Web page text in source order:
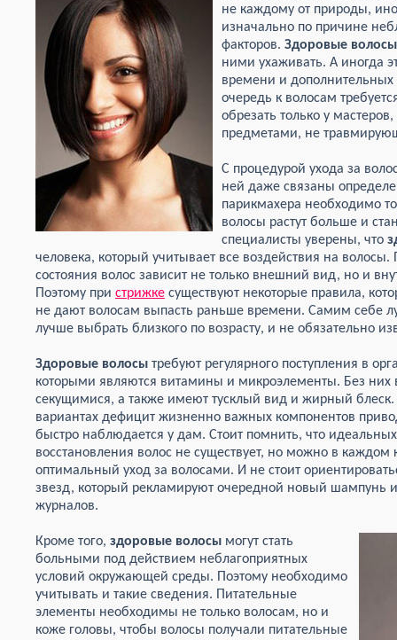
не каждому от природы,
изначально по причине
факторов. Здоровые волосы
ними ухаживать. А иногда
времени и
очередь к волосам
обрезать только у
предметами, не
С процедурой ухода за
ней даже связаны
парикмахера необходимо
волосы растут больше и
специалисты уверены, что
человека, который учитывает все воздействия на
состояния волос зависит не только внешний вид, но и
Поэтому при стрижке существуют некоторые правила,
не дают волосам выпасть раньше времени. Самим себе
лучше выбрать близкого по возрасту, и не обязательно
Здоровые волосы требуют регулярного поступления в
которыми являются витамины и микроэлементы. Без них
секущимися, а также имеют тусклый вид и жирный
вариантах дефицит жизненно важных компонентов
быстро наблюдается у дам. Стоит помнить, что
восстановления волос не существует, но можно в каждом
оптимальный уход за волосами. И не стоит
звезд, который рекламируют очередной новый шампунь
журналов.
Кроме того, здоровые волосы могут стать
больными под действием неблагоприятных
условий окружающей среды. Поэтому необходимо
учитывать и такие сведения. Питательные
элементы необходимы не только волосам, но и
коже головы, чтобы волосы получали питательные